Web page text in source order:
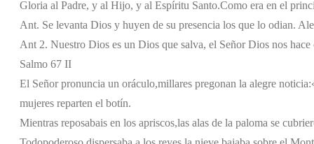
Gloria al Padre, y al Hijo, y al Espíritu Santo.Como era en el
Ant. Se levanta Dios y huyen de su presencia los que lo odian.
Ant 2. Nuestro Dios es un Dios que salva, el Señor Dios nos
Salmo 67 II
El Señor pronuncia un oráculo,millares pregonan la alegre noticia:
mujeres reparten el botín.
Mientras reposabais en los apriscos,las alas de la paloma se